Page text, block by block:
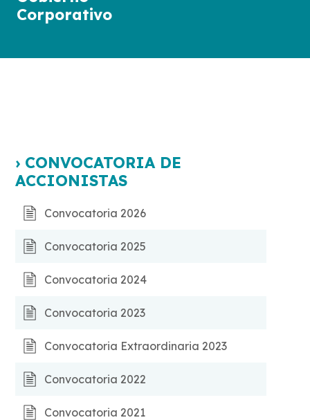
Corporativo
› CONVOCATORIA DE
ACCIONISTAS
Convocatoria 2026
Convocatoria 2025
Convocatoria 2024
Convocatoria 2023
Convocatoria Extraordinaria 2023
Convocatoria 2022
Convocatoria 2021